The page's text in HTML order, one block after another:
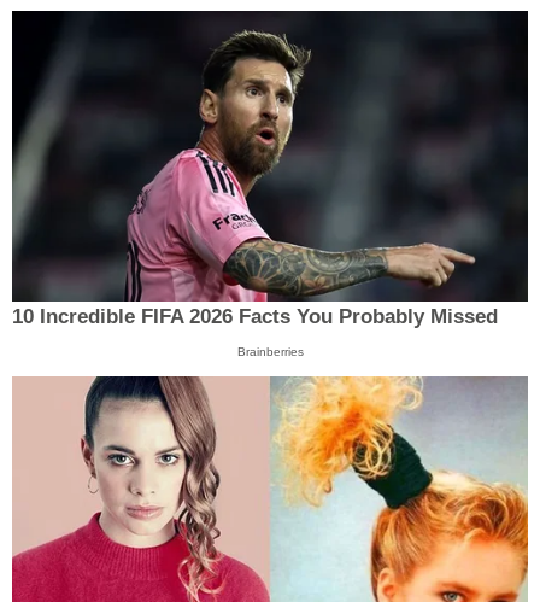
10 Incredible FIFA 2026 Facts You Probably Missed
Brainberries